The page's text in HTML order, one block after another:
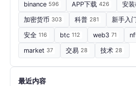
binance 596 APP下载 426 安
加密货币 303 科普 281 新手入
安全 116 btc 112 web3 71
market 37 交易 28 技术 28
最近内容